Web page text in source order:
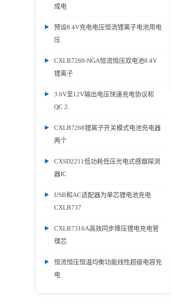
成电
预设8.4V充电电压恒流锂离子电池用电
压
CXLB7269-NGA恒流恒压双电池8.4V
锂离子
3.6V至12V输出电压快速充电协议和
QC 2.
CXLB7268锂离子开关模式电池充电器
两个
CXSD2211低功耗低压光电式感烟探测
器IC
USB和AC适配器为单芯锂电池充电
CXLB737
CXLB7316A高效同步降压锂电充电管
理芯
恒流恒压恒温均衡功能线性超级电容充
电